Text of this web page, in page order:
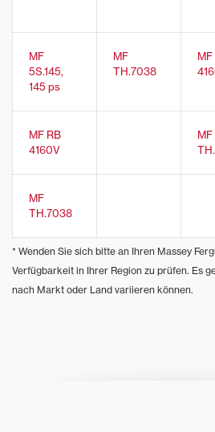
MF
5S.145,
145 ps
MF
TH.7038
MF
MF RB
4160V
MF
MF
TH.7038
* Wenden Sie sich bitte an Ihren Massey
Verfügbarkeit in Ihrer Region zu prüfen. Es
nach Markt oder Land variieren können.